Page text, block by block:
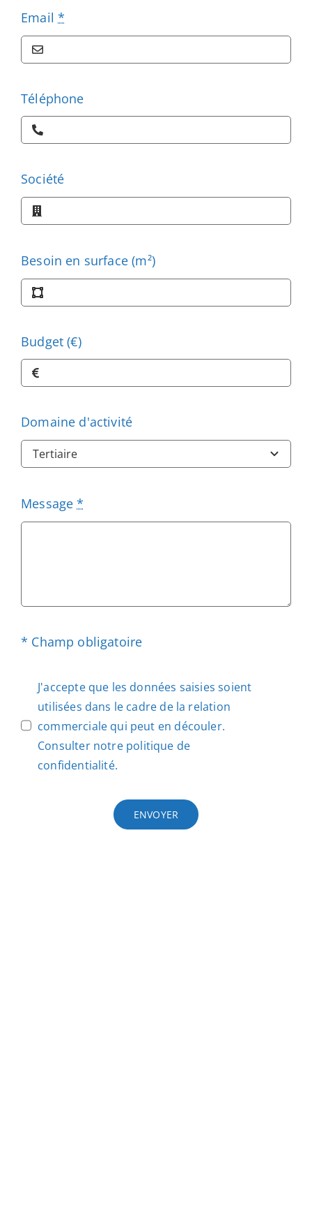
Email*
Téléphone
Société
Besoin en surface (m²)
Budget (€)
Domaine d'activité
Message*
* Champ obligatoire
J'accepte que les données saisies soient
utilisées dans le cadre de la relation
commerciale qui peut en découler.
Consulter notre politique de
confidentialité.
ENVOYER